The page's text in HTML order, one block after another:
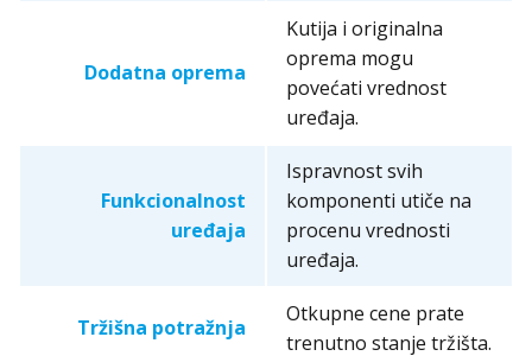
Dodatna oprema
Kutija i originalna
oprema mogu
povećati vrednost
uređaja.
Funkcionalnost
uređaja
Ispravnost svih
komponenti utiče na
procenu vrednosti
uređaja.
Tržišna potražnja
Otkupne cene prate
trenutno stanje tržišta.